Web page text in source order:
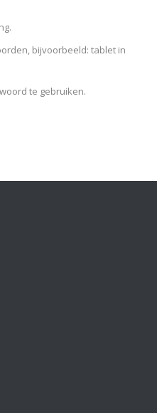
bijvoorbeeld: tablet in
te gebruiken.